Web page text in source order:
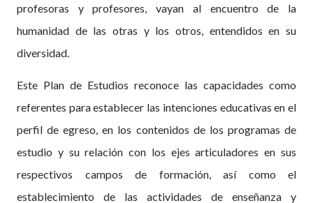
profesoras y profesores, vayan al encuentro de la
humanidad de las otras y los otros, entendidos en su
diversidad.
Este Plan de Estudios reconoce las capacidades como
referentes para establecer las intenciones educativas en el
perfil de egreso, en los contenidos de los programas de
estudio y su relación con los ejes articuladores en sus
respectivos campos de formación, así como el
establecimiento de las actividades de enseñanza y